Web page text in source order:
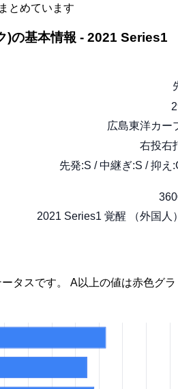
とめています
)の基本情報 - 2021 Series1
広島東洋カー
右投右
先発:S / 中継ぎ:S / 抑え
2021 Series1 覚醒 （外国人
タスです。 A以上の値は赤色グラ